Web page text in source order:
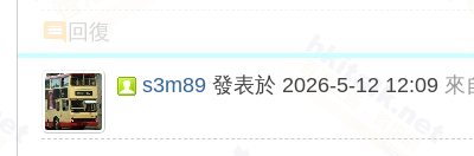
回復
s3m89 發表於 2026-5-12 12:09 來